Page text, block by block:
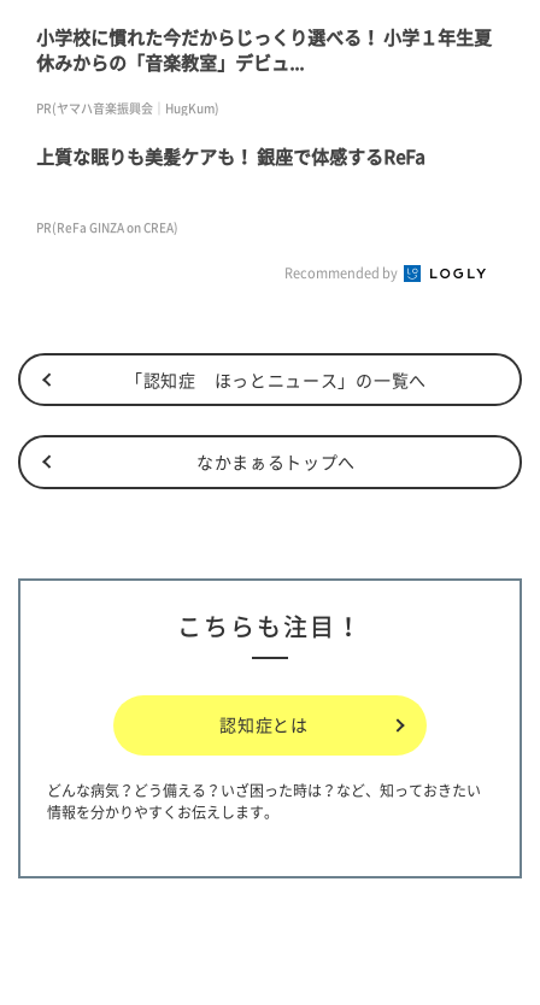
小学校に慣れた今だからじっくり選べる！ 小学１年生夏
休みからの「音楽教室」デビュ...
PR(ヤマハ音楽振興会｜HugKum)
上質な眠りも美髪ケアも！ 銀座で体感するReFa
PR(ReFa GINZA on CREA)
Recommended by
「認知症 ほっとニュース」の一覧へ
なかまぁるトップへ
こちらも注目！
認知症とは
どんな病気？どう備える？いざ困った時は？など、知っておきたい
情報を分かりやすくお伝えします。